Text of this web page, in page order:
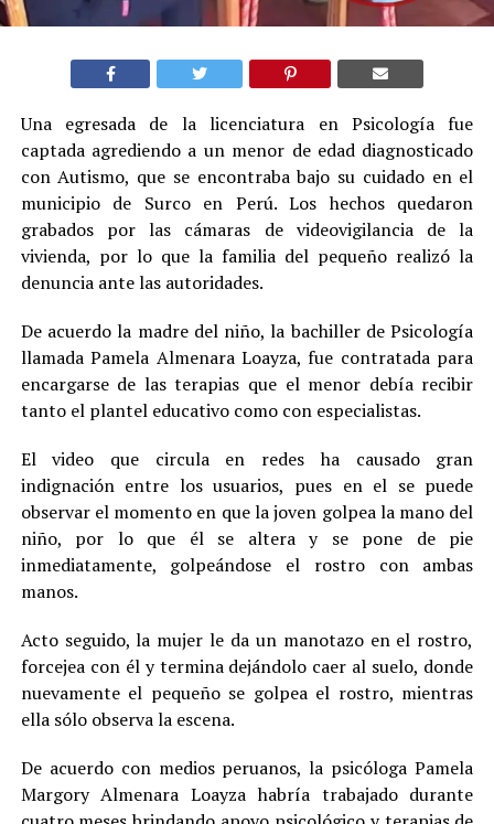
Una egresada de la licenciatura en Psicología fue
captada agrediendo a un menor de edad diagnosticado
con Autismo, que se encontraba bajo su cuidado en el
municipio de Surco en Perú. Los hechos quedaron
grabados por las cámaras de videovigilancia de la
vivienda, por lo que la familia del pequeño realizó la
denuncia ante las autoridades.
De acuerdo la madre del niño, la bachiller de Psicología
llamada Pamela Almenara Loayza, fue contratada para
encargarse de las terapias que el menor debía recibir
tanto el plantel educativo como con especialistas.
El video que circula en redes ha causado gran
indignación entre los usuarios, pues en el se puede
observar el momento en que la joven golpea la mano del
niño, por lo que él se altera y se pone de pie
inmediatamente, golpeándose el rostro con ambas
manos.
Acto seguido, la mujer le da un manotazo en el rostro,
forcejea con él y termina dejándolo caer al suelo, donde
nuevamente el pequeño se golpea el rostro, mientras
ella sólo observa la escena.
De acuerdo con medios peruanos, la psicóloga Pamela
Margory Almenara Loayza habría trabajado durante